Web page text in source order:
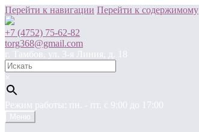
Перейти к навигации Перейти к содержимому
+7 (4752) 75-62-82
torg368@gmail.com
г. Тамбов, ул. 3-я Линия, д. 18
×
Режим работы: пн. - пт. c 9:00 до 17:00
Меню